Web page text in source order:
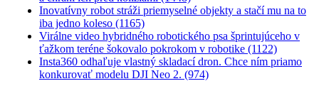
Inovatívny robot stráži priemyselné objekty a stačí mu na to
iba jedno koleso (1165)
Virálne video hybridného robotického psa šprintujúceho v
ťažkom teréne šokovalo pokrokom v robotike (1122)
Insta360 odhaľuje vlastný skladací dron. Chce ním priamo
konkurovať modelu DJI Neo 2. (974)